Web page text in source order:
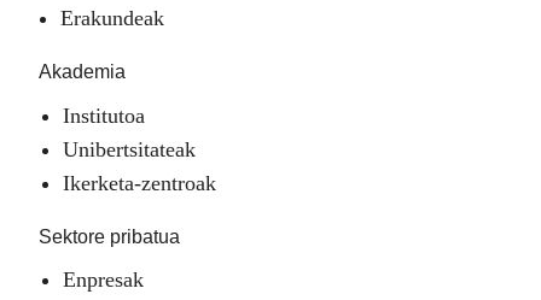
Erakundeak
Akademia
Institutoa
Unibertsitateak
Ikerketa-zentroak
Sektore pribatua
Enpresak